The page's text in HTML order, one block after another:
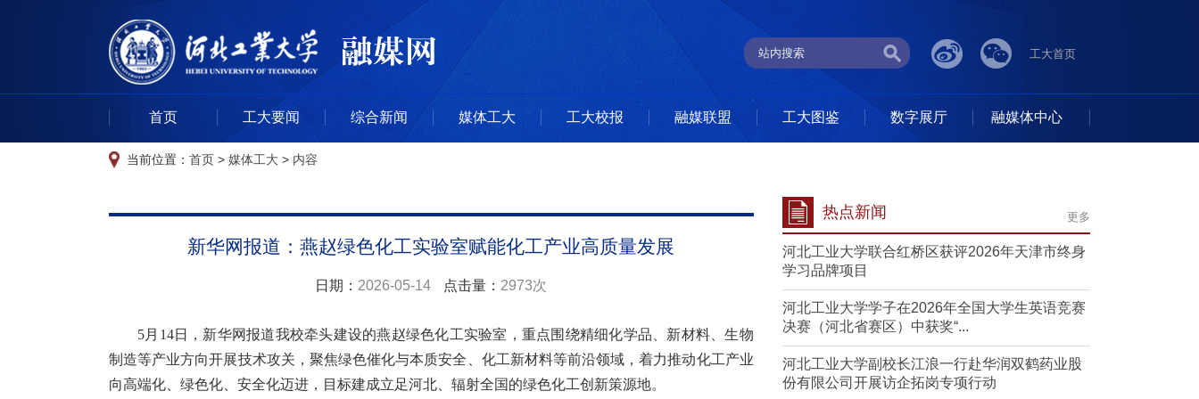
工大首页
首页 工大要闻 综合新闻 媒体工大 工大校报 融媒联盟 工大图鉴 数字展厅 融媒体中心
当前位置： 首页 > 媒体工大 > 内容
新华网报道：燕赵绿色化工实验室赋能化工产业高质量发展
日期： 2026-05-14 点击量： 2973次
5月14日，新华网报道我校牵头建设的燕赵绿色化工实验室，重点围绕精细化学品、新材料、生物
制造等产业方向开展技术攻关，聚焦绿色催化与本质安全、化工新材料等前沿领域，着力推动化工产业
向高端化、绿色化、安全化迈进，目标建成立足河北、辐射全国的绿色化工创新策源地。
更多
热点新闻
河北工业大学联合红桥区获评2026年天津市终身
学习品牌项目
河北工业大学学子在2026年全国大学生英语竞赛
决赛（河北省赛区）中获奖“...
河北工业大学副校长江浪一行赴华润双鹤药业股
份有限公司开展访企拓岗专项行动